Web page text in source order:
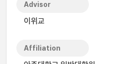
Advisor
이위교
Affiliation